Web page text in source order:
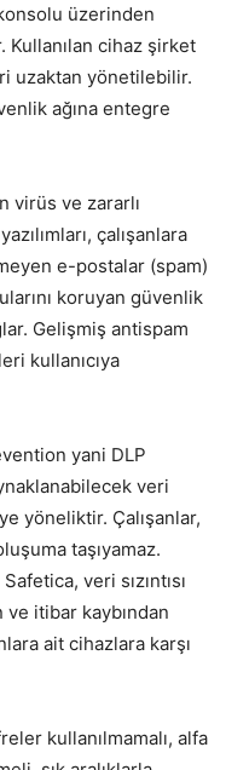
üzerinden
Kullanılan cihaz şirket
uzaktan yönetilebilir.
ağına entegre
virüs ve zararlı
çalışanlara
e-postalar (spam)
koruyan güvenlik
Gelişmiş antispam
kullanıcıya
yani DLP
veri
yöneliktir. Çalışanlar,
taşıyamaz.
veri sızıntısı
itibar kaybından
ait cihazlara karşı
kullanılmamalı, alfa